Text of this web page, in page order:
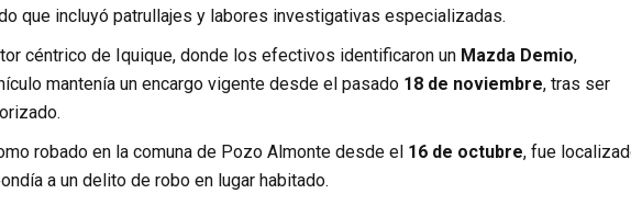
que incluyó patrullajes y labores investigativas especializadas.
céntrico de Iquique, donde los efectivos identificaron un Mazda Demio,
mantenía un encargo vigente desde el pasado 18 de noviembre, tras ser
robado en la comuna de Pozo Almonte desde el 16 de octubre, fue
a un delito de robo en lugar habitado.